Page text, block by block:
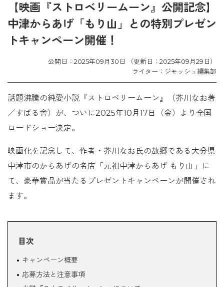
【映画『ストロベリームーン』公開記念】
中津からあげ「もり山」との特別プレゼン
トキャンペーン開催！
公開日：2025年09月30日 （更新日：2025年09月29日）
ライター：ジモッシュ編集部
話題沸騰の純愛小説『ストロベリームーン』（芥川なお著
／すばる舎）が、ついに2025年10月17日（金）より全国
ロードショー決定。
映画化を記念して、作者・芥川なお氏の故郷である大分県
中津市のからあげの名店「元祖中津からあげ もり山」に
て、豪華賞品が当たるプレゼントキャンペーンが開催され
ます。
目次
キャンペーン概要
応募方法と注意事項